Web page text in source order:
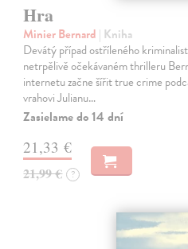
Hra
Minier Bernard | Kniha
Devátý případ ostříleného
netrpělivě očekávaném thrilleru
internetu začne šířit true crime
vrahovi Julianu…
Zasielame do 14 dní
21,33 €
21,99 € ?